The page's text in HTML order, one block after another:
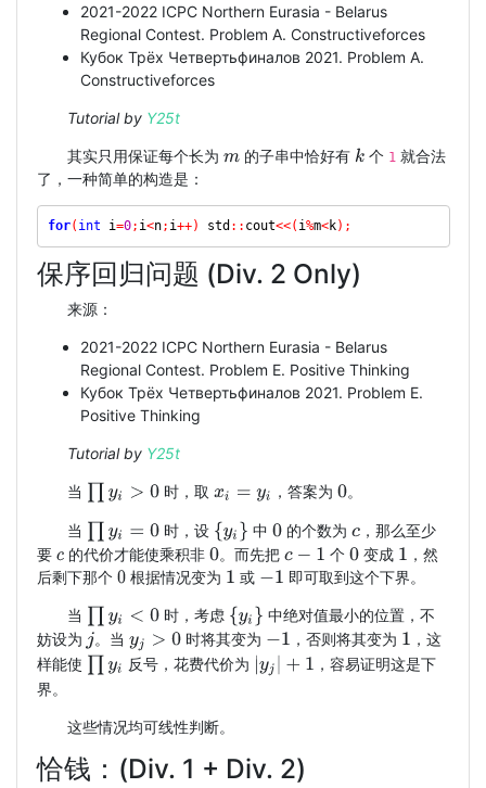
2021-2022 ICPC Northern Eurasia - Belarus
Regional Contest. Problem A. Constructiveforces
Кубок Трёх Четвертьфиналов 2021. Problem A.
Constructiveforces
Tutorial by Y25t
其实只用保证每个长为 m 的子串中恰好有 k 个 1 就合法
了，一种简单的构造是：
for( int i=0; i<n; i++) std :: cout<<( i%m<k);
保序回归问题 (Div. 2 Only)
来源：
2021-2022 ICPC Northern Eurasia - Belarus
Regional Contest. Problem E. Positive Thinking
Кубок Трёх Четвертьфиналов 2021. Problem E.
Positive Thinking
Tutorial by Y25t
当 i>0 时，取 xi= yi ，答案为0。
当 i=0 时，设 {yi} 中0的个数为 c，那么至少
要 c 的代价才能使乘积非0。而先把c −1 个0 变成 1 ，然
后剩下那个 0 根据情况变为 1 或 −1 即可取到这个下界。
当 i<0 时，考虑 {yi}
中绝对值最小的位置，不
妨设为 j 。当 yj> 0 时将其变为 −1 ，否则将其变为 1 ，这
样能使
i 反号，花费代价为 |yj| +1
，容易证明这是下
界。
这些情况均可线性判断。
恰钱：(Div. 1 + Div. 2)